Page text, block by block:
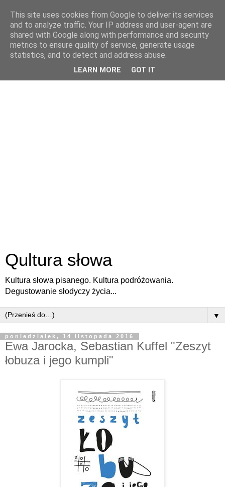
Qultura słowa
Kultura słowa pisanego. Kultura podróżowania.
Degustowanie słodyczy życia...
▼
poniedziałek, 14 listopada 2016
Ewa Jarocka, Sebastian Kuffel "Zeszyt
łobuza i jego kumpli"
This site uses cookies from Google to deliver its services
and to analyze traffic. Your IP address and user-agent are
shared with Google along with performance and security
metrics to ensure quality of service, generate usage
statistics, and to detect and address abuse.
LEARN MORE GOT IT